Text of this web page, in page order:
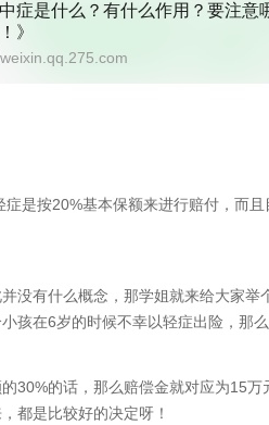
中症是什么？有什么作用？要注意
》
weixin.qq.275.com
是按20%基本保额来进行赔付，而
没有什么概念，那学姐就来给大家
孩在6岁的时候不幸以轻症出险，那
30%的话，那么赔偿金就对应为15
都是比较好的决定呀！